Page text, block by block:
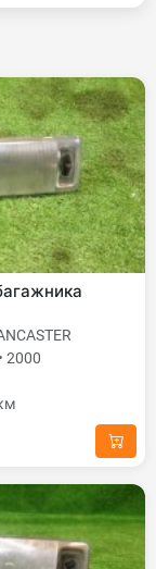
2000